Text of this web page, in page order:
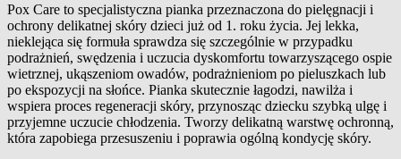
Opis produktu
Pox Care to specjalistyczna pianka przeznaczona do pielęgnacji i
ochrony delikatnej skóry dzieci już od 1. roku życia. Jej lekka,
nieklejąca się formuła sprawdza się szczególnie w przypadku
podrażnień, swędzenia i uczucia dyskomfortu towarzyszącego ospie
wietrznej, ukąszeniom owadów, podrażnieniom po pieluszkach lub
po ekspozycji na słońce. Pianka skutecznie łagodzi, nawilża i
wspiera proces regeneracji skóry, przynosząc dziecku szybką ulgę i
przyjemne uczucie chłodzenia. Tworzy delikatną warstwę ochronną,
która zapobiega przesuszeniu i poprawia ogólną kondycję skóry.